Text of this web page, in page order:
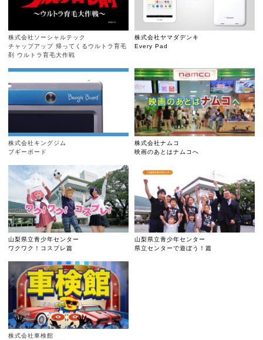
株式会社ソーシャルテック
チャップアップ 帰ってくるウルトラ育毛
剤 ウルトラ育毛大作戦
株式会社ヤマダデンキ
Every Pad
株式会社キングジム
ブギーボード
株式会社ナムコ
映画のあとはナムコへ
山梨県立青少年センター
ワクワク！コスプレ篇
山梨県立青少年センター
県立センターで遊ぼう！篇
株式会社車検館